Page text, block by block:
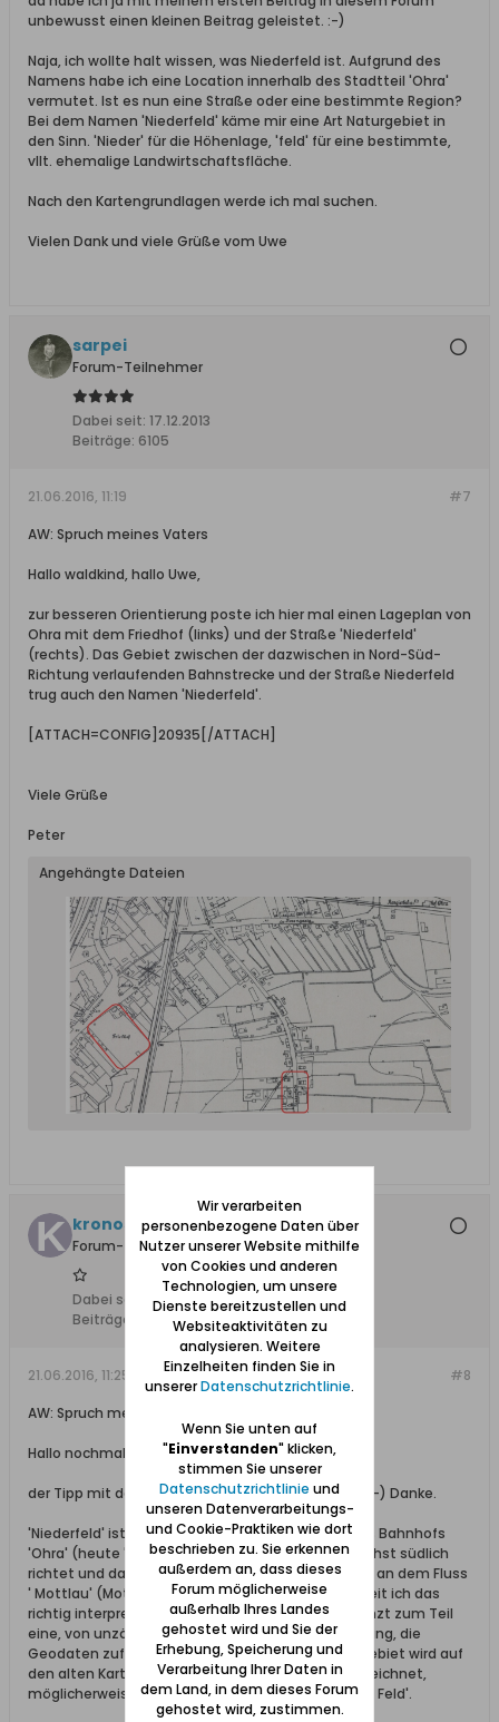
unbewusst einen kleinen Beitrag geleistet. :-)
Naja, ich wollte halt wissen, was Niederfeld ist. Aufgrund des
Namens habe ich eine Location innerhalb des Stadtteil 'Ohra'
vermutet. Ist es nun eine Straße oder eine bestimmte Region?
Bei dem Namen 'Niederfeld' käme mir eine Art Naturgebiet in
den Sinn. 'Nieder' für die Höhenlage, 'feld' für eine bestimmte,
vllt. ehemalige Landwirtschaftsfläche.
Nach den Kartengrundlagen werde ich mal suchen.
Vielen Dank und viele Grüße vom Uwe
sarpei
Forum-Teilnehmer
Dabei seit: 17.12.2013
Beiträge: 6105
#7
21.06.2016, 11:19
AW: Spruch meines Vaters
Hallo waldkind, hallo Uwe,
zur besseren Orientierung poste ich hier mal einen Lageplan von
Ohra mit dem Friedhof (links) und der Straße 'Niederfeld'
(rechts). Das Gebiet zwischen der dazwischen in Nord-Süd-
Richtung verlaufenden Bahnstrecke und der Straße Niederfeld
trug auch den Namen 'Niederfeld'.
[ATTACH=CONFIG]20935[/ATTACH]
Viele Grüße
Peter
Angehängte Dateien
kronossos
Forum-Teilnehmer
Dabei seit:
07.10.2013
Beiträge:
#8
21.06.2016, 11:25
AW: Spruch meines Vaters
Hallo nochmal,
der Tipp mit den Kartengrundlagen war goldwert. :-) Danke.
'Niederfeld' ist dort eine Straße die in der Nähe des Bahnhofs
'Ohra' (heute 'Gdansk Orunia) beginnt, sich zunächst südlich
richtet und dann nach Osten abbiegt. Sie mündet an dem Fluss
' Mottlau' (Motlawa). Die Straße heißt heute, soweit ich das
richtig interpretiere, 'Zulawska'. Die Straße umgrenzt zum Teil
eine, von unzähligen Gräben durchzogene Niederung, die
Geodaten zufolge bis 3m unter NN liegt. Dieses Gebiet wird auf
den alten Kartenausschnitten als 'Niederfeld' bezeichnet,
möglicherweise abgeleitet von 'niedrig liegendem Feld'.
Wir verarbeiten
personenbezogene Daten über
Nutzer unserer Website mithilfe
von Cookies und anderen
Technologien, um unsere
Dienste bereitzustellen und
Websiteaktivitäten zu
analysieren. Weitere
Einzelheiten finden Sie in
unsererDatenschutzrichtlinie.
Wenn Sie unten auf
"Einverstanden" klicken,
stimmen Sie unserer
Datenschutzrichtlinie und
unseren Datenverarbeitungs-
und Cookie-Praktiken wie dort
beschrieben zu. Sie erkennen
außerdem an, dass dieses
Forum möglicherweise
außerhalb Ihres Landes
gehostet wird und Sie der
Erhebung, Speicherung und
Verarbeitung Ihrer Daten in
dem Land, in dem dieses Forum
gehostet wird, zustimmen.